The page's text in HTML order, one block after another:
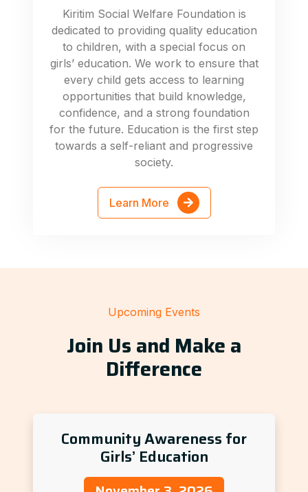
Kiritim Social Welfare Foundation is
dedicated to providing quality education
to children, with a special focus on
girls’ education. We work to ensure that
every child gets access to learning
opportunities that build knowledge,
confidence, and a strong foundation
for the future. Education is the first step
towards a self-reliant and progressive
society.
Learn More
Upcoming Events
Join Us and Make a
Difference
Community Awareness for
Girls’ Education